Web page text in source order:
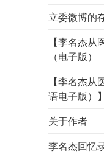
立委微博的
【李名杰从
（电子版）
【李名杰
语电子版）】
关于作者
李名杰回忆